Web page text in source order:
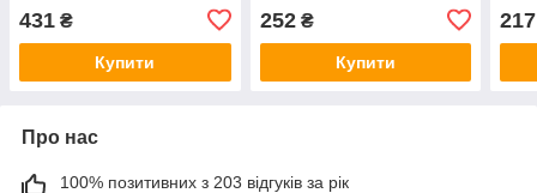
431 ₴
Купити
252₴
Купити
217
Про нас
100% позитивних з 203 відгуків за рік